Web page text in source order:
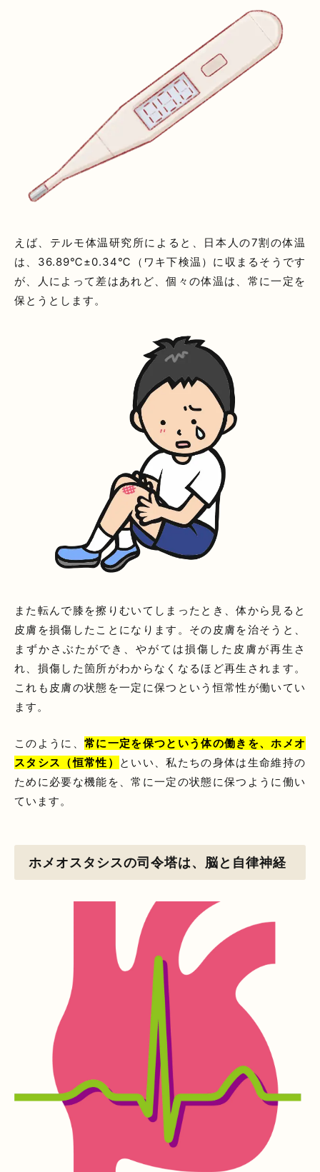
えば、テルモ体温研究所によると、日本人の7割の体温
は、36.89℃±0.34℃（ワキ下検温）に収まるそうです
が、人によって差はあれど、個々の体温は、常に一定を
保とうとします。
また転んで膝を擦りむいてしまったとき、体から見ると
皮膚を損傷したことになります。その皮膚を治そうと、
まずかさぶたができ、やがては損傷した皮膚が再生さ
れ、損傷した箇所がわからなくなるほど再生されます。
これも皮膚の状態を一定に保つという恒常性が働いてい
ます。
このように、 常に一定を保つという体の働きを、ホメオ
スタシス（恒常性）
といい、私たちの身体は生命維持の
ために必要な機能を、常に一定の状態に保つように働い
ています。
ホメオスタシスの司令塔は、脳と自律神経